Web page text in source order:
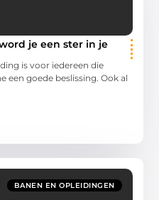
je een ster in je
is voor iedereen die
een goede beslissing. Ook al
BANEN EN OPLEIDINGEN